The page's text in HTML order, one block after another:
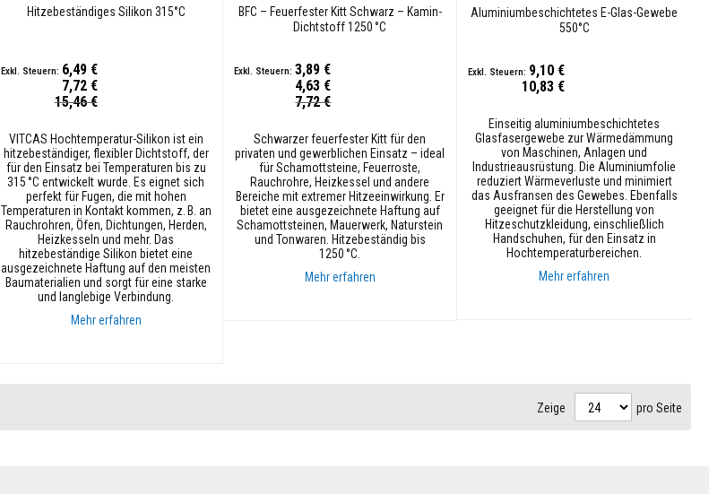
Hitzebeständiges Silikon 315°C
Sonderpreis
7,72 €
6,49 €
15,46 €
VITCAS Hochtemperatur-Silikon ist ein
hitzebeständiger, flexibler Dichtstoff, der
für den Einsatz bei Temperaturen bis zu
315 °C entwickelt wurde. Es eignet sich
perfekt für Fugen, die mit hohen
Temperaturen in Kontakt kommen, z. B. an
Rauchrohren, Öfen, Dichtungen, Herden,
Heizkesseln und mehr. Das
hitzebeständige Silikon bietet eine
ausgezeichnete Haftung auf den meisten
Baumaterialien und sorgt für eine starke
und langlebige Verbindung.
Mehr erfahren
BFC – Feuerfester Kitt Schwarz – Kamin-
Dichtstoff 1250 °C
4,63 €
3,89 €
7,72 €
Schwarzer feuerfester Kitt für den
privaten und gewerblichen Einsatz – ideal
für Schamottsteine, Feuerroste,
Rauchrohre, Heizkessel und andere
Bereiche mit extremer Hitzeeinwirkung. Er
bietet eine ausgezeichnete Haftung auf
Schamottsteinen, Mauerwerk, Naturstein
und Tonwaren. Hitzebeständig bis
1250 °C.
Mehr erfahren
Aluminiumbeschichtetes E-Glas-Gewebe
550°C
10,83 €
9,10 €
Einseitig aluminiumbeschichtetes
Glasfasergewebe zur Wärmedämmung
von Maschinen, Anlagen und
Industrieausrüstung. Die Aluminiumfolie
reduziert Wärmeverluste und minimiert
das Ausfransen des Gewebes. Ebenfalls
geeignet für die Herstellung von
Hitzeschutzkleidung, einschließlich
Handschuhen, für den Einsatz in
Hochtemperaturbereichen.
Mehr erfahren
Zeige pro Seite